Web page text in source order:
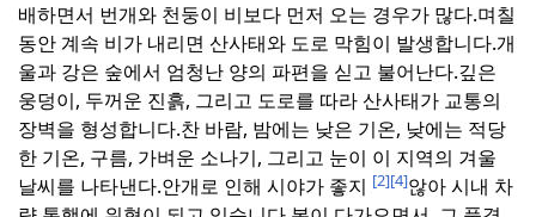
배하면서 번개와 천둥이 비보다 먼저 오는 경우가 많다.며칠
동안 계속 비가 내리면 산사태와 도로 막힘이 발생합니다.개
울과 강은 숲에서 엄청난 양의 파편을 싣고 불어난다.깊은
웅덩이, 두꺼운 진흙, 그리고 도로를 따라 산사태가 교통의
장벽을 형성합니다.찬 바람, 밤에는 낮은 기온, 낮에는 적당
한 기온, 구름, 가벼운 소나기, 그리고 눈이 이 지역의 겨울
날씨를 나타낸다.안개로 인해 시야가 좋지 [2][4]않아 시내 차